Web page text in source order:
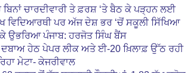
ਬਿਨਾਂ ਚਾਰਦੀਵਾਰੀ ਤੇ ਫ਼ਰਸ਼ ‘ਤੇ ਬੈਠ ਕੇ ਪੜ੍ਹਨ ਲਈ
ਵਿਦਿਆਰਥੀ ਪਰ ਅੱਜ ਦੇਸ਼ ਭਰ ‘ਚੋਂ ਸਕੂਲੀ ਸਿੱਖਿਆ
ਉਭਰਿਆ ਪੰਜਾਬ: ਹਰਜੋਤ ਸਿੰਘ ਬੈਂਸ
ਦਬਾਅ ਹੇਠ ਪੇਪਰ ਲੀਕ ਅਤੇ ਈ-20 ਖ਼ਿਲਾਫ਼ ਉੱਠ ਰਹੀ
ਮੇਟਾ- ਕੇਜਰੀਵਾਲ